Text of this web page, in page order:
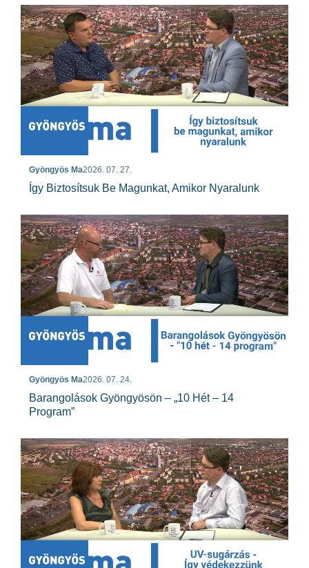
Gyöngyös Ma2026. 07. 27.
Így Biztosítsuk Be Magunkat, Amikor Nyaralunk
Gyöngyös Ma2026. 07. 24.
Barangolások Gyöngyösön – „10 Hét – 14
Program”